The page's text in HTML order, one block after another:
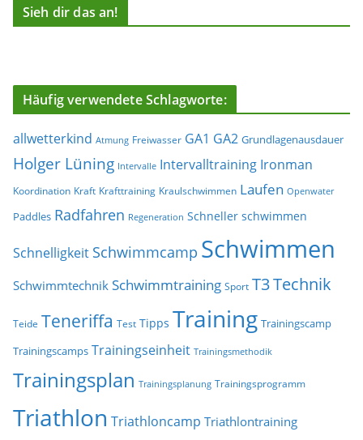
Sieh dir das an!
Häufig verwendete Schlagworte:
allwetterkind Atmung Freiwasser GA1 GA2 Grundlagenausdauer
Holger Lüning Intervalle Intervalltraining Ironman
Koordination Kraft Krafttraining Kraulschwimmen Laufen Openwater
Paddles Radfahren Regeneration Schneller schwimmen
Schnelligkeit Schwimmcamp Schwimmen
Schwimmtechnik Schwimmtraining Sport T3Technik
Teide Teneriffa Test Tipps Training Trainingscamp
Trainingscamps Trainingseinheit Trainingsmethodik
Trainingsplan Trainingsplanung Trainingsprogramm
Triathlon Triathloncamp Triathlontraining